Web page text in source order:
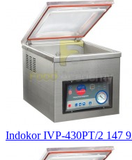
Indokor IVP-430PT/2 147